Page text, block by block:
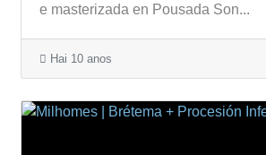
e masterizada en Pousada Son...
Hai 10 anos